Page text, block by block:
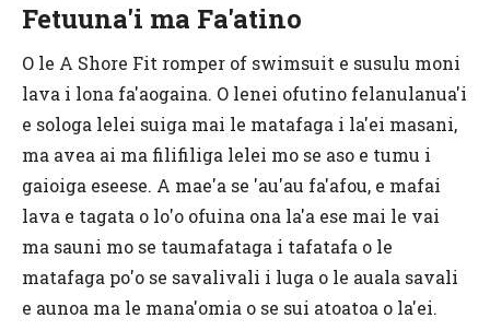
Fetuuna'i ma Fa'atino
O le A Shore Fit romper of swimsuit e susulu moni
lava i lona fa'aogaina. O lenei ofutino felanulanua'i
e sologa lelei suiga mai le matafaga i la'ei masani,
ma avea ai ma filifiliga lelei mo se aso e tumu i
gaioiga eseese. A mae'a se 'au'au fa'afou, e mafai
lava e tagata o lo'o ofuina ona la'a ese mai le vai
ma sauni mo se taumafataga i tafatafa o le
matafaga po'o se savalivali i luga o le auala savali
e aunoa ma le mana'omia o se sui atoatoa o la'ei.